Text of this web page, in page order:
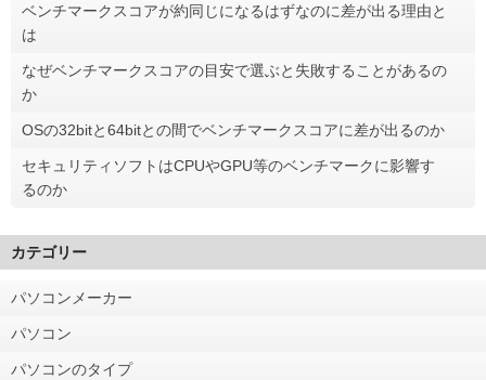
ベンチマークスコアが約同じになるはずなのに差が出る理由と
は
なぜベンチマークスコアの目安で選ぶと失敗することがあるの
か
OSの32bitと64bitとの間でベンチマークスコアに差が出るのか
セキュリティソフトはCPUやGPU等のベンチマークに影響す
るのか
カテゴリー
パソコンメーカー
パソコン
パソコンのタイプ